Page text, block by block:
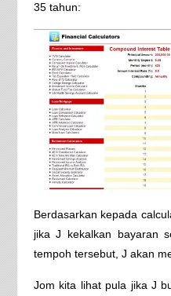
35 tahun:
Berdasarkan kepada
jika J kekalkan bayaran
tempoh tersebut, J akan
Jom kita lihat pula jika J